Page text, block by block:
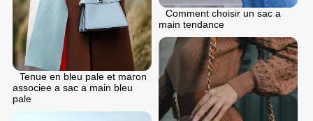
Comment choisir un sac a
main tendance
Tenue en bleu pale et maron
associee a sac a main bleu
pale